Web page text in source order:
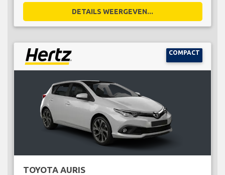
DETAILS WEERGEVEN...
COMPACT
TOYOTA AURIS